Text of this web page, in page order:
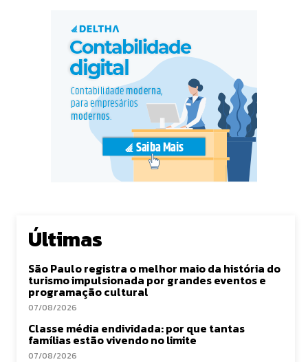
Últimas
São Paulo registra o melhor maio da história do
turismo impulsionada por grandes eventos e
programação cultural
07/08/2026
Classe média endividada: por que tantas
famílias estão vivendo no limite
07/08/2026